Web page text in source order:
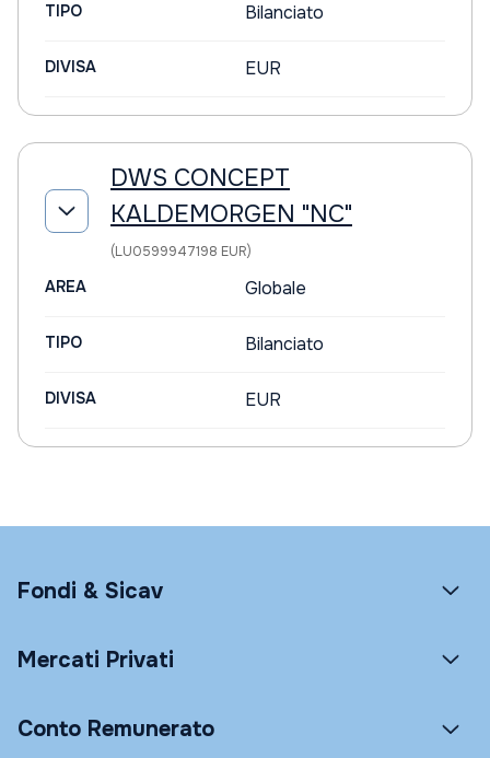
TIPO Bilanciato
DIVISA EUR
DWS CONCEPT
KALDEMORGEN "NC"
(LU0599947198 EUR)
AREA Globale
TIPO Bilanciato
DIVISA EUR
Fondi & Sicav
Mercati Privati
Conto Remunerato